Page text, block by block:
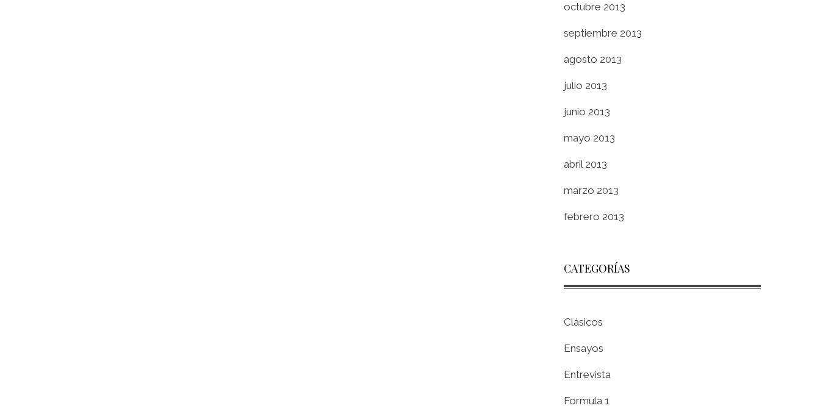
octubre 2013
septiembre 2013
agosto 2013
julio 2013
junio 2013
mayo 2013
abril 2013
marzo 2013
febrero 2013
CATEGORÍAS
Clásicos
Ensayos
Entrevista
Formula 1